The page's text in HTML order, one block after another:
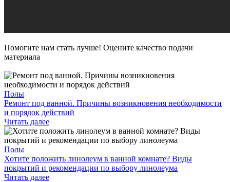
Помогите нам стать лучше! Оцените качество подачи
материала
Полы
Ремонт под ванной. Причины возникновения необходимости
и порядок действий
Читать далее
Полы
Хотите положить линолеум в ванной комнате? Виды
покрытий и рекомендации по выбору линолеума
Читать далее